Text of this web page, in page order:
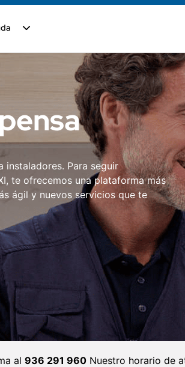
instaladores. Para seguir
te ofrecemos una plataforma más
ágil y nuevos servicios que te
al 936 291 960Nuestro horario de